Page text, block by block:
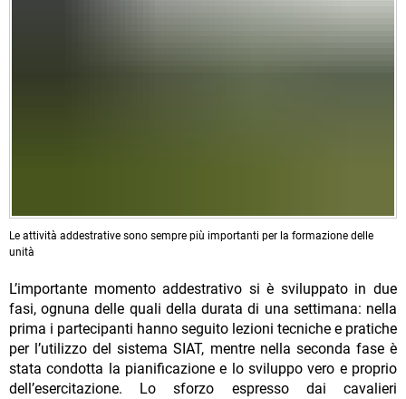
Le attività addestrative sono sempre più importanti per la formazione delle
unità
L’importante momento addestrativo si è sviluppato in due
fasi, ognuna delle quali della durata di una settimana: nella
prima i partecipanti hanno seguito lezioni tecniche e pratiche
per l’utilizzo del sistema SIAT, mentre nella seconda fase è
stata condotta la pianificazione e lo sviluppo vero e proprio
dell’esercitazione. Lo sforzo espresso dai cavalieri